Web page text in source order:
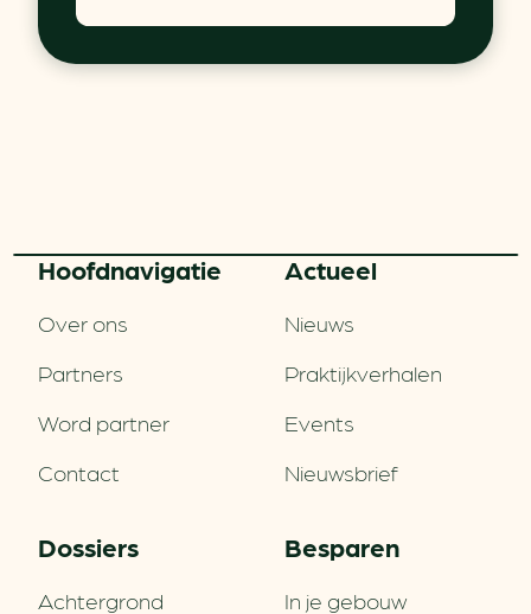
Hoofd­navigatie
Over ons
Partners
Word partner
Contact
Actueel
Nieuws
Praktijkverhalen
Events
Nieuwsbrief
Dossiers
Achtergrond
Besparen
In je gebouw